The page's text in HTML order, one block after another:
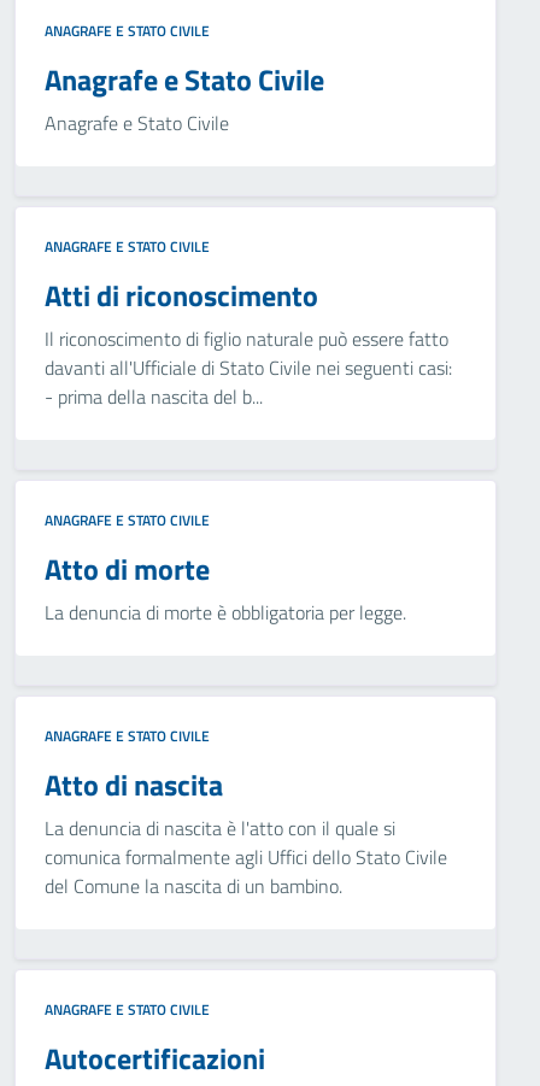
ANAGRAFE E STATO CIVILE
Anagrafe e Stato Civile
Anagrafe e Stato Civile
ANAGRAFE E STATO CIVILE
Atti di riconoscimento
Il riconoscimento di figlio naturale può essere fatto
davanti all'Ufficiale di Stato Civile nei seguenti casi:
- prima della nascita del b...
ANAGRAFE E STATO CIVILE
Atto di morte
La denuncia di morte è obbligatoria per legge.
ANAGRAFE E STATO CIVILE
Atto di nascita
La denuncia di nascita è l'atto con il quale si
comunica formalmente agli Uffici dello Stato Civile
del Comune la nascita di un bambino.
ANAGRAFE E STATO CIVILE
Autocertificazioni